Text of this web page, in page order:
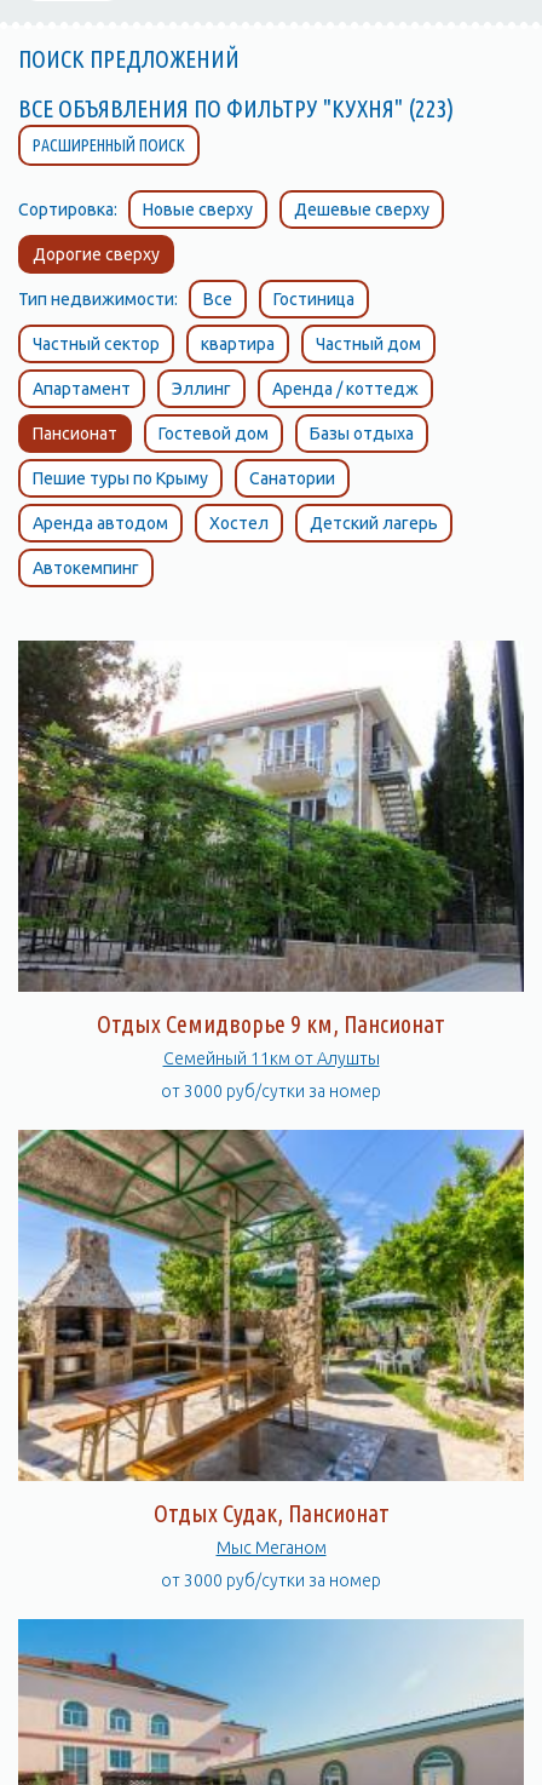
ПОИСК ПРЕДЛОЖЕНИЙ
ВСЕ ОБЪЯВЛЕНИЯ ПО ФИЛЬТРУ "КУХНЯ" (223)
РАСШИРЕННЫЙ ПОИСК
Сортировка: Новые сверху Дешевые сверху
Дорогие сверху
Тип недвижимости: Все Гостиница
Частный сектор квартира Частный дом
Апартамент Эллинг Аренда / коттедж
Пансионат Гостевой дом Базы отдыха
Пешие туры по Крыму Санатории
Аренда автодом Хостел Детский лагерь
Автокемпинг
Отдых Семидворье 9 км, Пансионат
Семейный 11км от Алушты
от 3000 руб/сутки за номер
Отдых Судак, Пансионат
Мыс Меганом
от 3000 руб/сутки за номер